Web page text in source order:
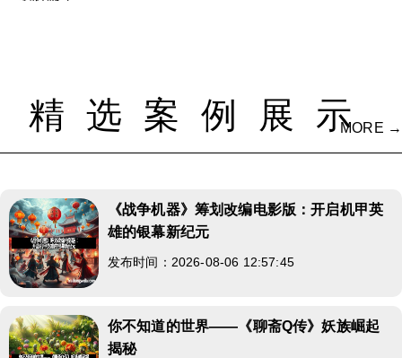
精选案例展示MORE →
《战争机器》筹划改编电影版：开启机甲英
雄的银幕新纪元
发布时间：2026-08-06 12:57:45
你不知道的世界——《聊斋Q传》妖族崛起
揭秘